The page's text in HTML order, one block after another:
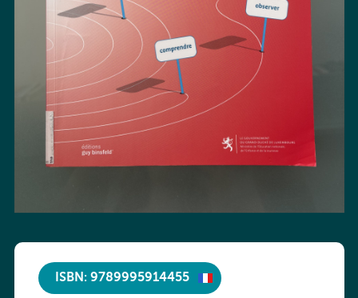
ISBN: 9789995914455